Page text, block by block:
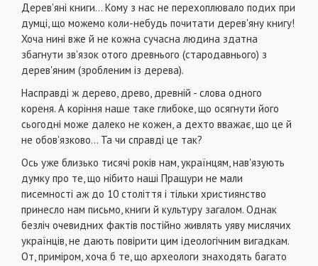
Дерев'яні книги... Кому з нас не перехоплюва­ло подих при
думці, що можемо коли-небудь по­читати дерев'яну книгу!
Хоча нині вже й не кожна сучасна людина здатна
збагнути зв'язок отого дре­внього (стародавнього) з
дерев'яним (зробленим із дерева).
Насправді ж дерево, древо, древній - слова одного
кореня. А коріння наше таке глибо­ке, що осягнути його
сьогодні може далеко не ко­жен, а дехто вважає, що це й
не обов'язково... Та чи справді це так?
Ось уже близько тисячі років нам, українцям, нав'язують
думку про те, що нібито наші Пращури не мали
писемності аж до 10 століття і тільки хрис­тиянство
принесло нам письмо, книги й культуру загалом. Однак
безліч очевидних фактів постійно живлять уяву мислячих
українців, не дають повіри­ти цим ідеологічним вигадкам.
От, приміром, хоча б те, що археологи знаходять багато